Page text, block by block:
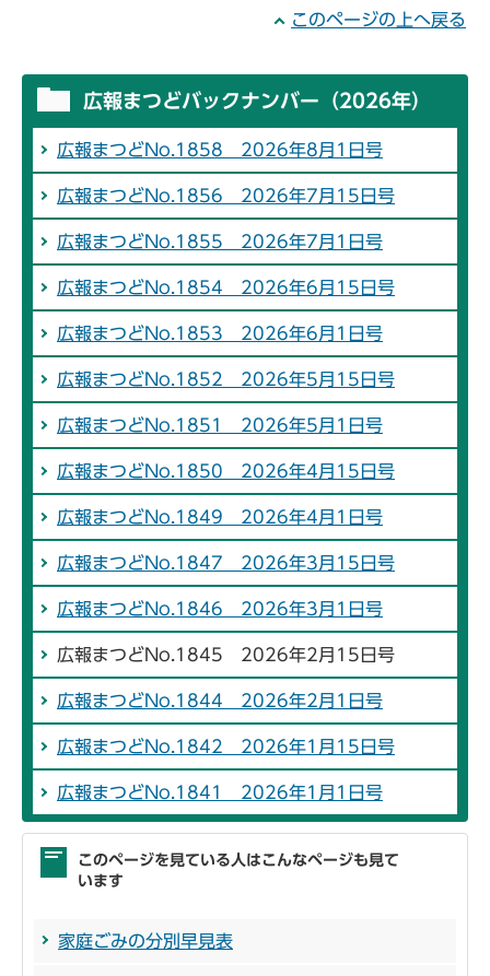
このページの上へ戻る
広報まつどバックナンバー（2026年）
広報まつどNo.1858 2026年8月1日号
広報まつどNo.1856 2026年7月15日号
広報まつどNo.1855 2026年7月1日号
広報まつどNo.1854 2026年6月15日号
広報まつどNo.1853 2026年6月1日号
広報まつどNo.1852 2026年5月15日号
広報まつどNo.1851 2026年5月1日号
広報まつどNo.1850 2026年4月15日号
広報まつどNo.1849 2026年4月1日号
広報まつどNo.1847 2026年3月15日号
広報まつどNo.1846 2026年3月1日号
広報まつどNo.1845 2026年2月15日号
広報まつどNo.1844 2026年2月1日号
広報まつどNo.1842 2026年1月15日号
広報まつどNo.1841 2026年1月1日号
このページを見ている人はこんなページも見て
います
家庭ごみの分別早見表